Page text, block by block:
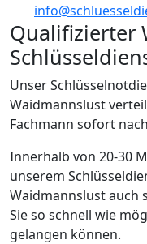
Qualifizierter
Unser
Waidmannslust
Fachmann sofort
Innerhalb von 20-30
unserem
Waidmannslust auch
Sie so schnell wie
gelangen können.